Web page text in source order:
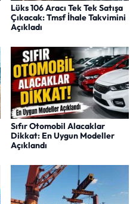
Lüks 106 Aracı Tek Tek Satışa
Çıkacak: Tmsf İhale Takvimini
Açıkladı
Sıfır Otomobil Alacaklar
Dikkat: En Uygun Modeller
Açıklandı